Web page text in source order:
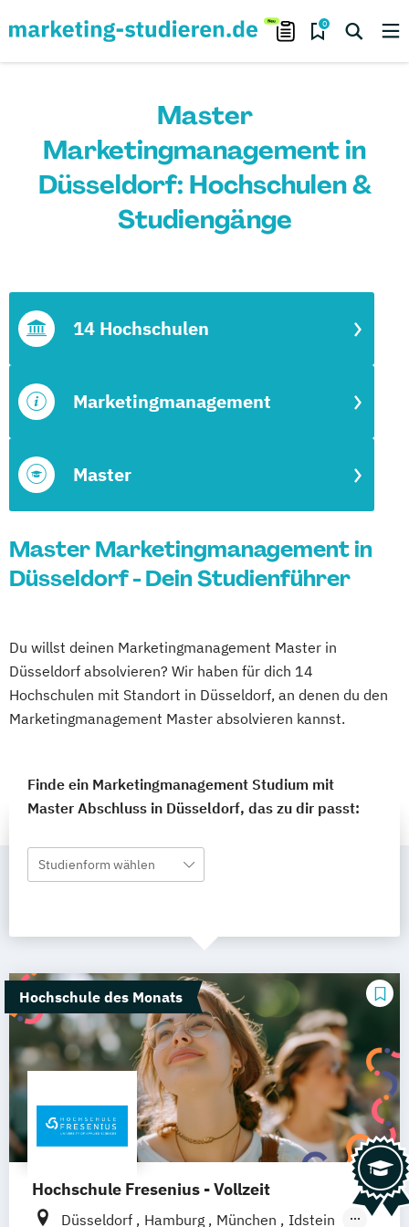
0
Master
Marketingmanagement in
Düsseldorf: Hochschulen &
Studiengänge
Master
Marketingmanagement
14 Hochschulen
Master Marketingmanagement in
Düsseldorf - Dein Studienführer
Du willst deinen Marketingmanagement Master in
Düsseldorf absolvieren? Wir haben für dich 14
Hochschulen mit Standort in Düsseldorf, an denen du den
Marketingmanagement Master absolvieren kannst.
Finde ein Marketingmanagement Studium mit
Master Abschluss in Düsseldorf, das zu dir passt:
Studienform wählen
Hochschule des Monats
Hochschule Fresenius - Vollzeit
Düsseldorf Hamburg München
Idstein